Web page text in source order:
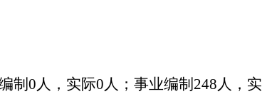
制 0人，实际0人；事业编制248人，实